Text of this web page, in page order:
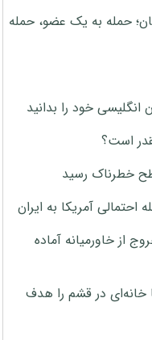
حمله به یک عضو، حمله
خود را بدانید
خطرناک رسید
آمریکا به ایران
از خاورمیانه آماده
پوندی آمریکا خانه‌ای در قشم را هدف